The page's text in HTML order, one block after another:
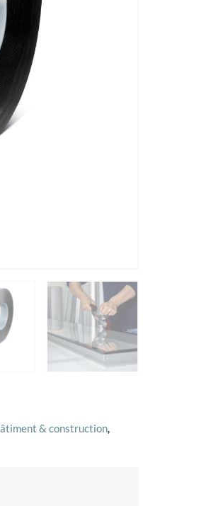
& construction,